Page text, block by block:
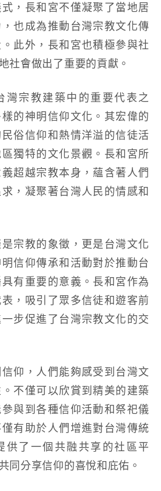
，長和宮不僅凝聚了當地居
也成為推動台灣宗教文化傳
此外，長和宮也積極參與社
社會做出了重要的貢獻。
灣宗教建築中的重要代表之
的神明信仰文化。其宏偉的
俗信仰和熱情洋溢的信徒活
獨特的文化景觀。長和宮所
超越宗教本身，蘊含著人們
，凝聚著台灣人民的情感和
宗教的象徵，更是台灣文化
信仰傳承和活動對於推動台
有重要的意義。長和宮作為
，吸引了眾多信徒和遊客前
步促進了台灣宗教文化的交
仰，人們能夠感受到台灣文
不僅可以欣賞到精美的建築
與到各種信仰活動和祭祀儀
有助於人們增進對台灣傳統
供了一個共融共享的社區平
同分享信仰的喜悅和庇佑。